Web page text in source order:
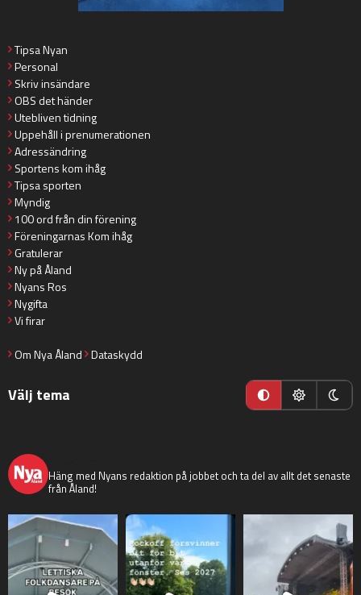
Tipsa Nyan
Personal
Skriv insändare
OBS det händer
Utebliven tidning
Uppehåll i prenumerationen
Adressändring
Sportens kom ihåg
Tipsa sporten
Myndig
100 ord från din förening
Föreningarnas Kom ihåg
Gratulerar
Ny på Åland
Nyans Ros
Nygifta
Vi firar
Om Nya Åland Dataskydd
Välj tema
Häng med Nyans redaktion på jobbet och ta del av allt det senaste
från Åland!